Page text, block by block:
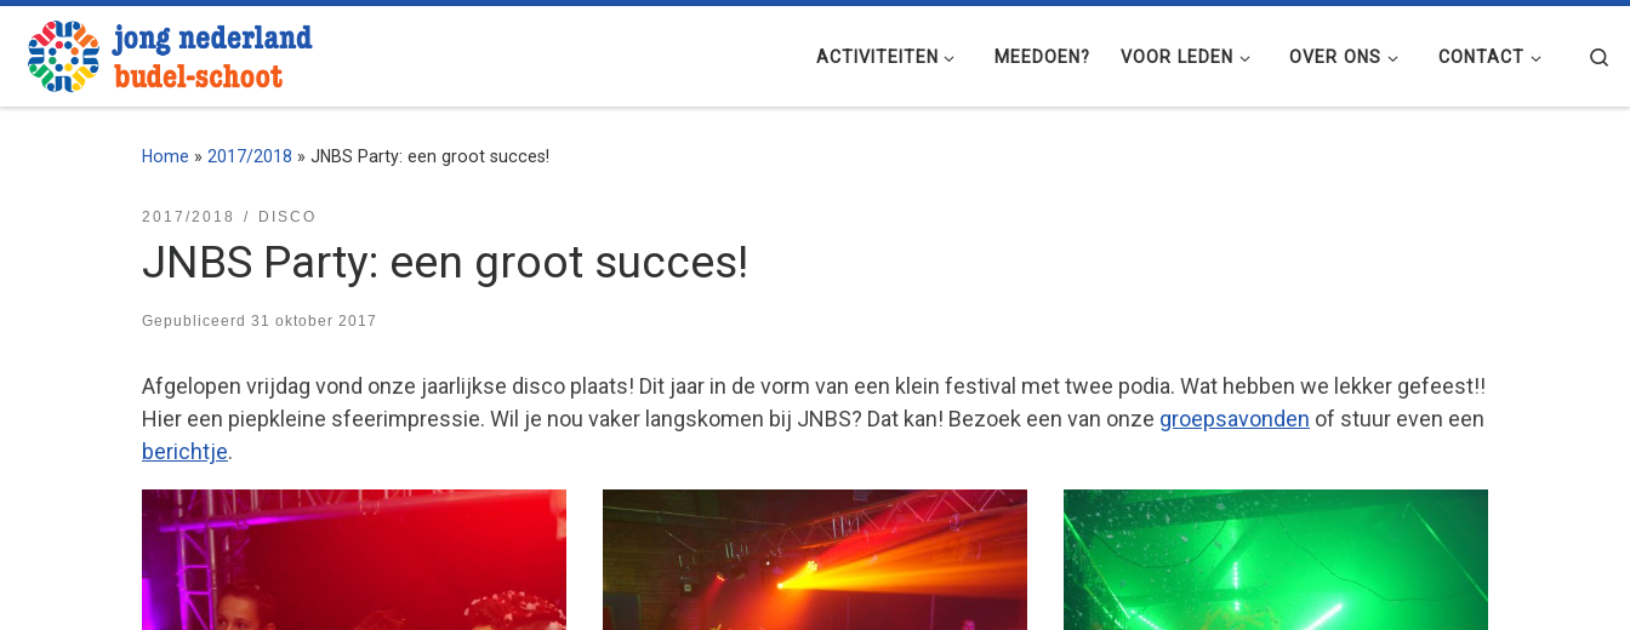
Ga naar inhoud
ACTIVITEITEN MEEDOEN? VOOR LEDEN OVER ONS CONTACT
Home » 2017/2018 » JNBS Party: een groot succes!
2017/2018 DISCO
JNBS Party: een groot succes!
Gepubliceerd 31 oktober 2017
Afgelopen vrijdag vond onze jaarlijkse disco plaats! Dit jaar in de vorm van een klein festival met twee podia. Wat hebben we lekker gefeest!!
Hier een piepkleine sfeerimpressie. Wil je nou vaker langskomen bij JNBS? Dat kan! Bezoek een van onze groepsavonden of stuur even een
berichtje.